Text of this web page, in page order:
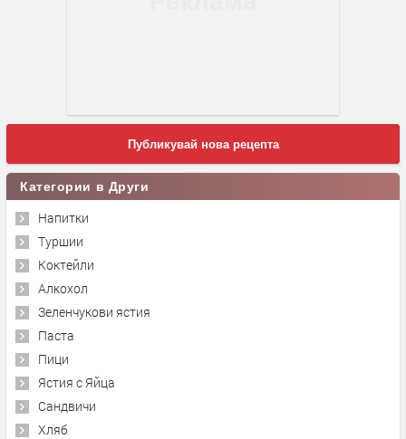
Публикувай нова рецепта
Категории в Други
Напитки
Туршии
Коктейли
Алкохол
Зеленчукови ястия
Паста
Пици
Ястия с Яйца
Сандвичи
Хляб